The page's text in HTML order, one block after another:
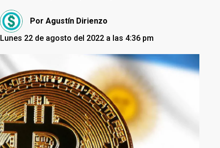
Por Agustín Dirienzo
Lunes 22 de agosto del 2022 a las 4:36 pm